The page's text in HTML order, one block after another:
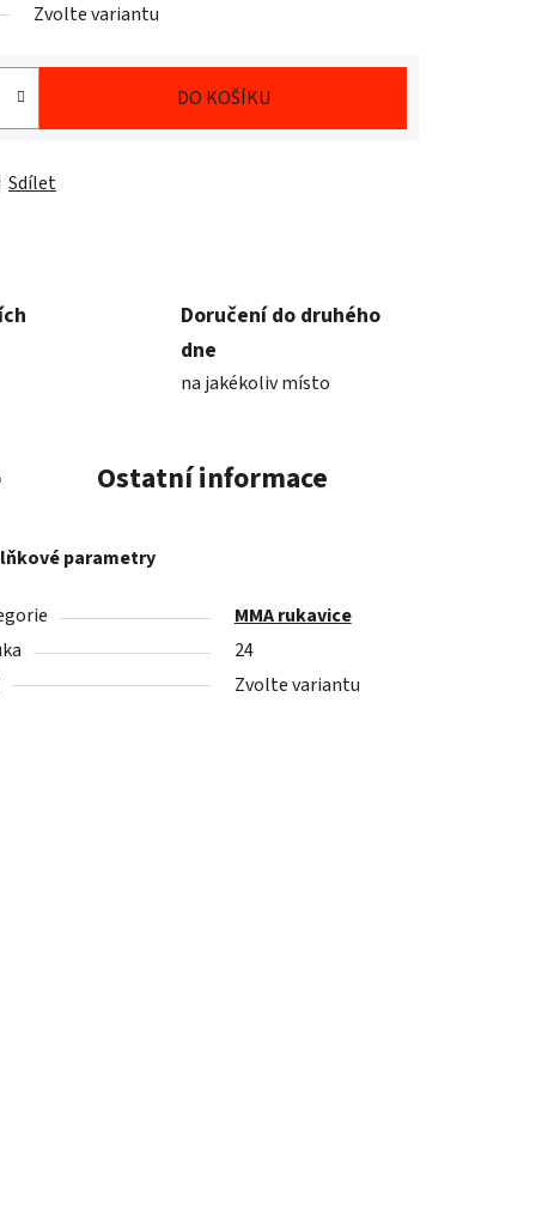
Zvolte variantu
DO KOŠÍKU
Sdílet
Doručení do druhého
dne
na jakékoliv místo
Ostatní informace
parametry
MMA rukavice
24
Zvolte variantu